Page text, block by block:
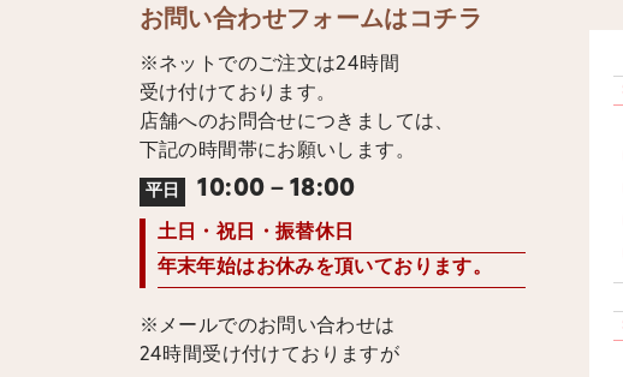
お問い合わせフォームはコチラ
※ネットでのご注文は24時間
受け付けております。
店舗へのお問合せにつきましては、
下記の時間帯にお願いします。
平日 10:00－18:00
土日・祝日・振替休日
年末年始はお休みを頂いております。
※メールでのお問い合わせは
24時間受け付けておりますが